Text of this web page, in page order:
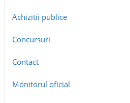
Achizitii publice
Concursuri
Contact
Monitorul oficial